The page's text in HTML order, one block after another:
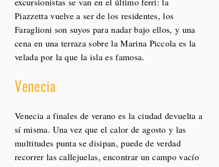
Piazzetta vuelve a ser de los residentes, los
Faraglioni son suyos para nadar bajo ellos, y una
cena en una terraza sobre la Marina Piccola es la
velada por la que la isla es famosa.
Venecia
Venecia a finales de verano es la ciudad devuelta a
sí misma. Una vez que el calor de agosto y las
multitudes punta se disipan, puede de verdad
recorrer las callejuelas, encontrar un campo vacío